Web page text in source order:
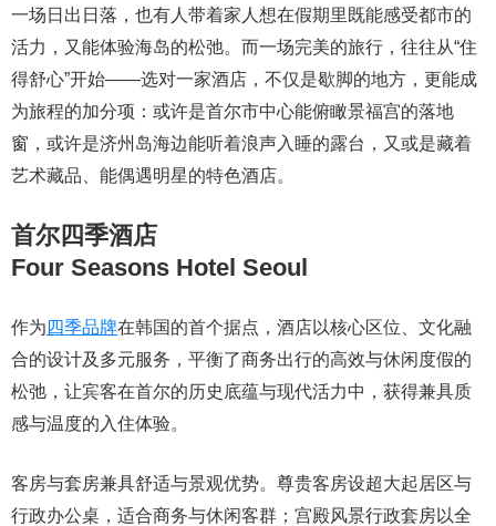
一场日出日落，也有人带着家人想在假期里既能感受都市的
活力，又能体验海岛的松弛。而一场完美的旅行，往往从“住
得舒心”开始——选对一家酒店，不仅是歇脚的地方，更能成
为旅程的加分项：或许是首尔市中心能俯瞰景福宫的落地
窗，或许是济州岛海边能听着浪声入睡的露台，又或是藏着
艺术藏品、能偶遇明星的特色酒店。
首尔四季酒店
Four Seasons Hotel Seoul
作为 四季品牌在韩国的首个据点，酒店以核心区位、文化融
合的设计及多元服务，平衡了商务出行的高效与休闲度假的
松弛，让宾客在首尔的历史底蕴与现代活力中，获得兼具质
感与温度的入住体验。
客房与套房兼具舒适与景观优势。尊贵客房设超大起居区与
行政办公桌，适合商务与休闲客群；宫殿风景行政套房以全